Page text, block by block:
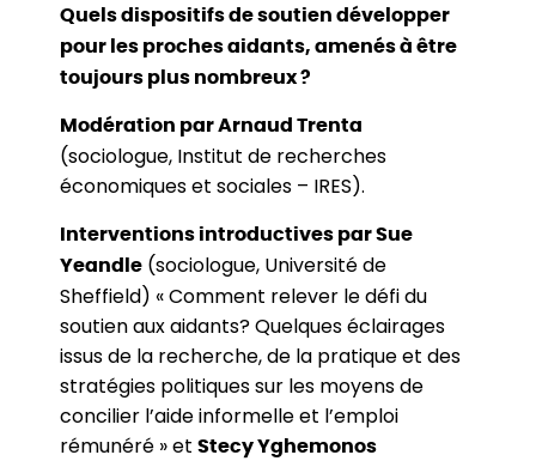
Quels dispositifs de soutien développer
pour les proches aidants, amenés à être
toujours plus nombreux ?
Modération par Arnaud Trenta
(sociologue, Institut de recherches
économiques et sociales – IRES).
Interventions introductives par Sue
Yeandle (sociologue, Université de
Sheffield) « Comment relever le défi du
soutien aux aidants? Quelques éclairages
issus de la recherche, de la pratique et des
stratégies politiques sur les moyens de
concilier l’aide informelle et l’emploi
rémunéré » et Stecy Yghemonos